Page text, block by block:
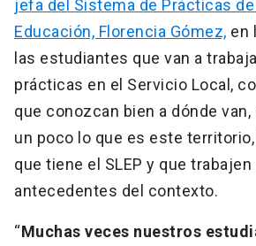
jefa del Sistema de Prácticas
Educación, Florencia Gómez, en
las estudiantes que van a
prácticas en el Servicio Local,
que conozcan bien a dónde
un poco lo que es este
que tiene el SLEP y que trabajen
antecedentes del contexto.
“Muchas veces nuestros